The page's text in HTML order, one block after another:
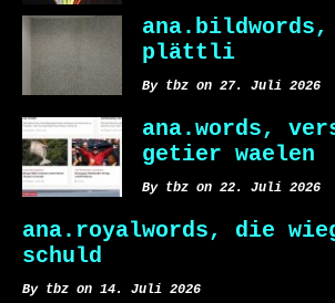
ana.bildwords,
plättli
By tbz on 27. Juli 2026
ana.words,
getier waelen
By tbz on 22. Juli 2026
ana.royalwords, die
schuld
By tbz on 14. Juli 2026